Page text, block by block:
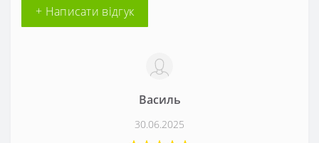
+ Написати відгук
Василь
30.06.2025